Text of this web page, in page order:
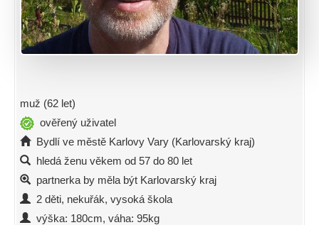
muž (62 let)
ověřený uživatel
Bydlí ve městě Karlovy Vary (Karlovarský kraj)
hledá ženu věkem od 57 do 80 let
partnerka by měla být Karlovarský kraj
2 děti, nekuřák, vysoká škola
výška: 180cm, váha: 95kg